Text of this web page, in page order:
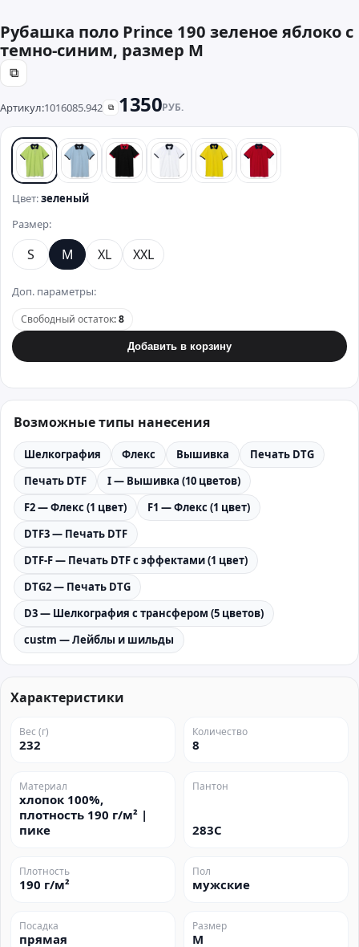
Рубашка поло Prince 190 зеленое яблоко с
темно-синим, размер M
⧉
Артикул:1016085.942 ⧉ 1350РУБ.
зеленый голубой черный белый желтый красный
Цвет:зеленый
Размер:
S M XL XXL
Доп. параметры:
Свободный остаток:8
Добавить в корзину
Возможные типы нанесения
Шелкография Флекс Вышивка
Печать DTG
Печать DTF
I — Вышивка (10 цветов)
F2 — Флекс (1 цвет)
F1 — Флекс (1 цвет)
DTF3 — Печать DTF
DTF-F — Печать DTF с эффектами (1 цвет)
DTG2 — Печать DTG
D3 — Шелкография с трансфером (5 цветов)
custm — Лейблы и шильды
Характеристики
Вес (г)
232
Количество
8
Материал
хлопок 100%,
плотность 190 г/м² |
пике
Пантон
283C
Плотность
190 г/м²
Пол
мужские
Посадка
прямая
Размер
M